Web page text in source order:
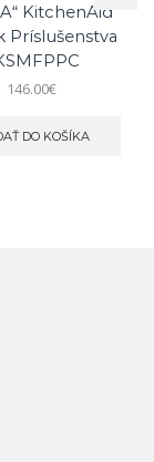
KitchenAid
Príslušenstva
146.00€
DO KOŠÍKA